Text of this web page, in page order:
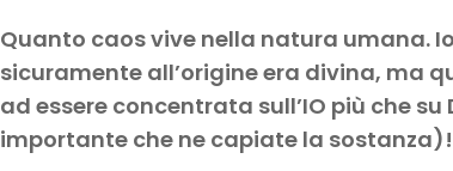
Quanto caos vive nella natura umana.
sicuramente all’origine era divina, ma
ad essere concentrata sull’IO più che
importante che ne capiate la sostanza)!